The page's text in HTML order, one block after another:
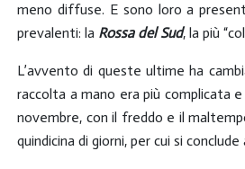
meno diffuse. E sono loro a
prevalenti: la Rossa del Sud, la più
L’avvento di queste ultime ha
raccolta a mano era più complicata
novembre, con il freddo e il
quindicina di giorni, per cui si